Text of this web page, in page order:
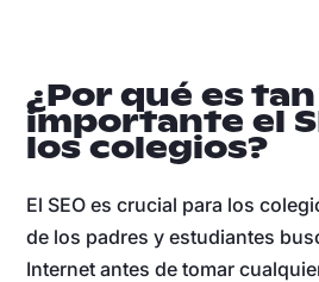
¿Por qué es tan
importante el
los colegios?
El SEO es crucial para los
de los padres y estudiantes
Internet antes de tomar